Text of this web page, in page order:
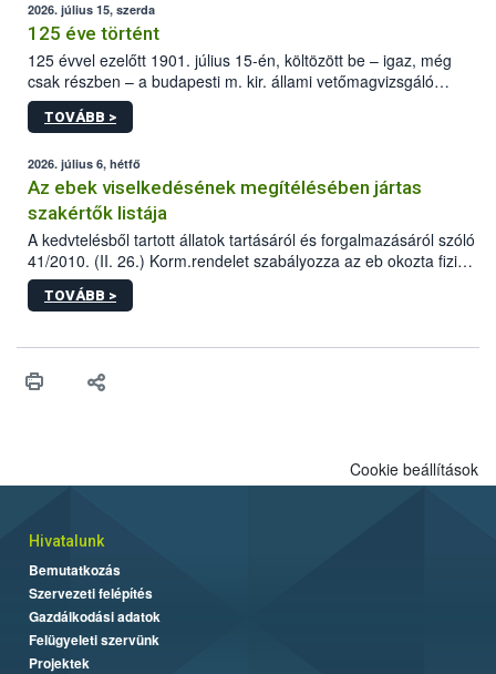
2026. július 15, szerda
125 éve történt
125 évvel ezelőtt 1901. július 15-én, költözött be – igaz, még
csak részben – a budapesti m. kir. állami vetőmagvizsgáló
állomás a Kis Rókus utca 15. szám alatti, Czigler Győző által
tervezett új épületébe.
TOVÁBB >
2026. július 6, hétfő
Az ebek viselkedésének megítélésében jártas
szakértők listája
A kedvtelésből tartott állatok tartásáról és forgalmazásáról szóló
41/2010. (II. 26.) Korm.rendelet szabályozza az eb okozta fizikai
sérülés, illetve ennek veszélye keletkezésekor felmerülő
hatósági feladatokat, valamint a veszélyes eb tartását és annak
vonni az ebek viselkedésének megítélésében jártas szakértőt.
TOVÁBB >
Cookie beállítások
Hivatalunk
Bemutatkozás
Szervezeti felépítés
Gazdálkodási adatok
Felügyeleti szervünk
Projektek